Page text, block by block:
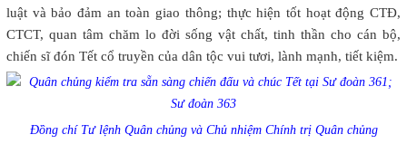
luật và bảo đảm an toàn giao thông; thực hiện tốt hoạt động CTĐ,
CTCT, quan tâm chăm lo đời sống vật chất, tinh thần cho cán bộ,
chiến sĩ đón Tết cổ truyền của dân tộc vui tươi, lành mạnh, tiết kiệm.
Đồng chí Tư lệnh Quân chủng và Chủ nhiệm Chính trị Quân chủng